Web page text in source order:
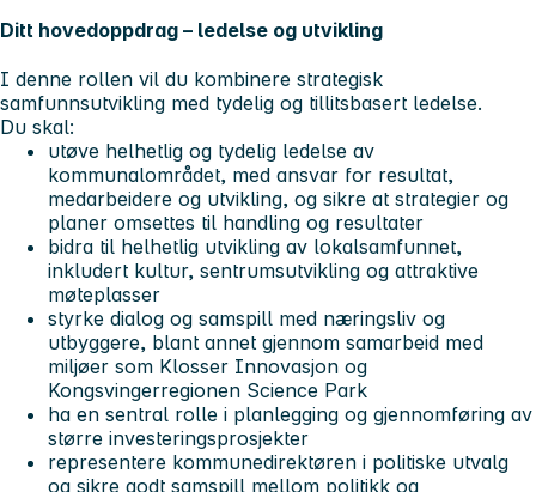
Ditt hovedoppdrag – ledelse og utvikling
I denne rollen vil du kombinere strategisk
samfunnsutvikling med tydelig og tillitsbasert ledelse.
Du skal:
utøve helhetlig og tydelig ledelse av
kommunalområdet, med ansvar for resultat,
medarbeidere og utvikling, og sikre at strategier og
planer omsettes til handling og resultater
bidra til helhetlig utvikling av lokalsamfunnet,
inkludert kultur, sentrumsutvikling og attraktive
møteplasser
styrke dialog og samspill med næringsliv og
utbyggere, blant annet gjennom samarbeid med
miljøer som Klosser Innovasjon og
Kongsvingerregionen Science Park
ha en sentral rolle i planlegging og gjennomføring av
større investeringsprosjekter
representere kommunedirektøren i politiske utvalg
og sikre godt samspill mellom politikk og